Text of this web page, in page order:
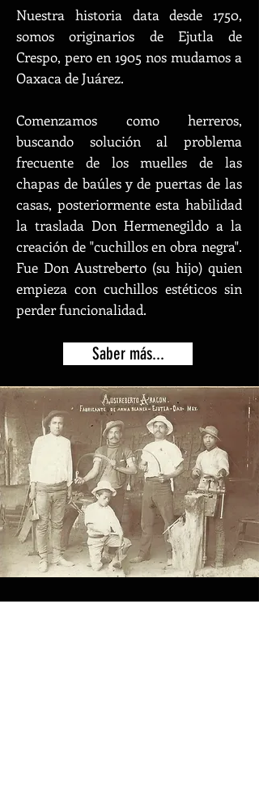
Nuestra historia data desde 1750,
somos originarios de
Ejutla de
Crespo, pero en 1905 nos mudamos a
Oaxaca de Juárez.
Comenzamos como herreros,
buscando solución al problema
frecuente de los muelles de las
chapas de baúles y de puertas de las
casas, posteriormente esta habilidad
la traslada Don Hermenegildo a la
creación de "cuchillos en obra negra".
Fue Don Austreberto (su hijo) quien
empieza con cuchillos estéticos sin
perder funcionalidad.
Saber más...